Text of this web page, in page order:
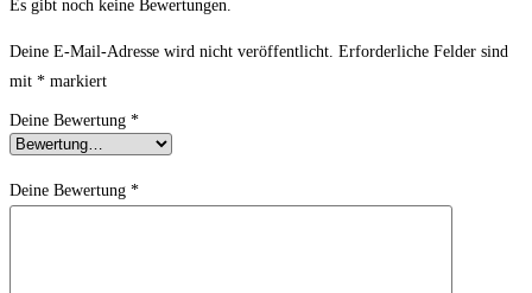
Es gibt noch keine Bewertungen.
Deine E-Mail-Adresse wird nicht veröffentlicht. Erforderliche Felder sind
mit * markiert
Deine Bewertung *
Deine Bewertung *